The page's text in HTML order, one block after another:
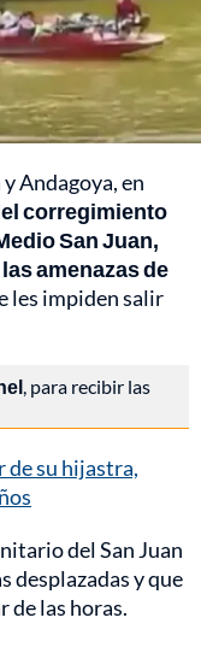
Andagoya, en
corregimiento
San Juan,
amenazas de
les impiden salir
, para recibir las
de su hijastra,
del San Juan
desplazadas y que
de las horas.